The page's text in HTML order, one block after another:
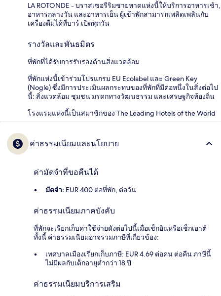
LA ROTONDE - บราสเซอรีริมชายหาดแห่งนี้ให้บริการอาหารเช้า,
อาหารกลางวัน และอาหารเย็น ผู้เข้าพักสามารถเพลิดเพลินกับ
เครื่องดื่มได้ที่บาร์ เปิดทุกวัน
รางวัลและพันธมิตร
ที่พักที่ได้รับการรับรองด้านสิ่งแวดล้อม
ที่พักแห่งนี้เข้าร่วมโปรแกรม EU Ecolabel และ Green Key
(Nogle) ซึ่งมีการประเมินผลกระทบของที่พักที่มีต่อหนึ่งในสิ่งต่อไป
นี้: สิ่งแวดล้อม ชุมชน มรดกทางวัฒนธรรม และเศรษฐกิจท้องถิ่น
โรงแรมแห่งนี้เป็นสมาชิกของ The Leading Hotels of the World
ค่าธรรมเนียมและนโยบาย
ค่ามัดจำที่ขอคืนได้
มัดจำ: EUR 400 ต่อที่พัก, ต่อวัน
ค่าธรรมเนียมภาคบังคับ
ที่พักจะเรียกเก็บค่าใช้จ่ายดังต่อไปนี้เมื่อเช็กอินหรือเช็กเอาต์
ทั้งนี้ ค่าธรรมเนียมอาจรวมภาษีที่เกี่ยวข้อง:
เทศบาลเมืองเรียกเก็บภาษี: EUR 4.69 ต่อคน ต่อคืน ภาษีนี้
ไม่มีผลกับเด็กอายุต่ำกว่า 18 ปี
ค่าธรรมเนียมบริการเสริม